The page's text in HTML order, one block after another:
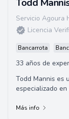
Todd
Servicio Agoura
Licencia
Bancarrota
33 años de
Todd Mannis es
especializado
Más info